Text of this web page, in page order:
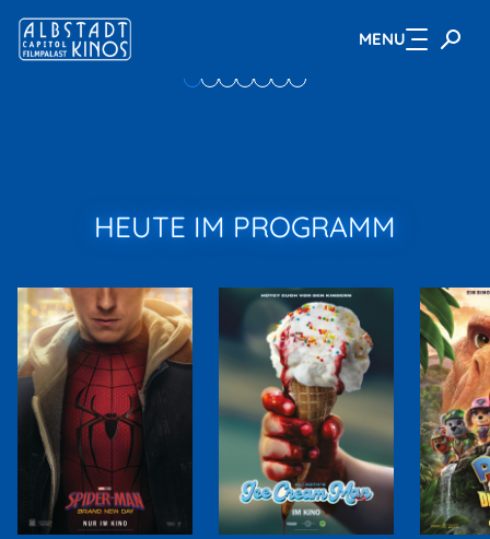
Zum Hauptinhalt springen MENU
HEUTE IM PROGRAMM